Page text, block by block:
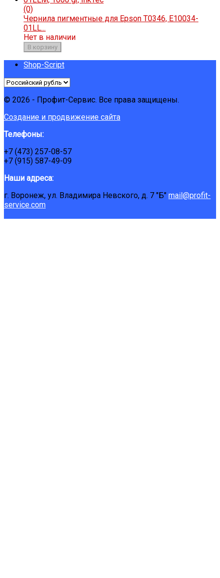
(0)
Чернила пигментные для Epson T0346, E10034-
01LL...
Нет в наличии
В корзину
Shop-Script
© 2026 - Профит-Сервис. Все права защищены.
Создание и продвижение сайта
Телефоны:
+7 (473) 257-08-57
+7 (915) 587-49-09
Наши адреса:
г. Воронеж, ул. Владимира Невского, д. 7 "Б" mail@profit-
service.com